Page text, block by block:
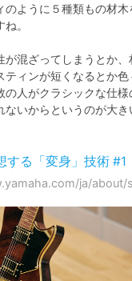
のように５種類もの材
。
が混ざってしまうとか
ティンが短くなるとか
の人がクラシックな仕
ないからというのが大き
する「変身」技術 #1
ja/about/